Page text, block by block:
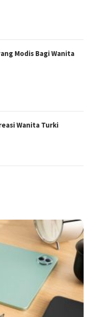
Modis Bagi Wanita
Wanita Turki